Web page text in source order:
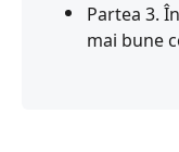
Partea 3.
mai bune